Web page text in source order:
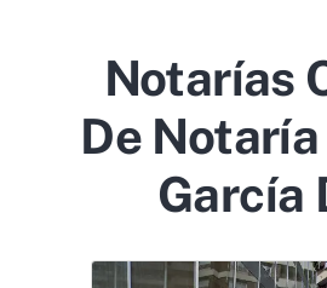
Notarías
De
García